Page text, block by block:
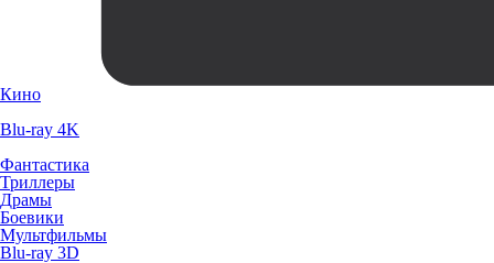
Кино
Blu-ray 4K
Фантастика
Триллеры
Драмы
Боевики
Мультфильмы
Blu-ray 3D